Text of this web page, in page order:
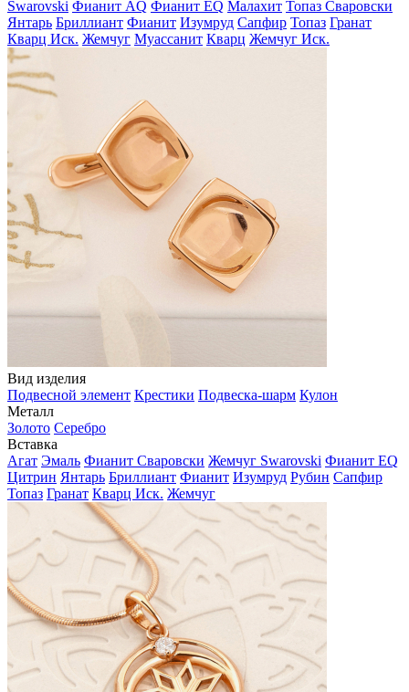
Swarovski Фианит AQ Фианит EQ Малахит Топаз Сваровски
Янтарь Бриллиант Фианит Изумруд Сапфир Топаз Гранат
Кварц Иск. Жемчуг Муассанит Кварц Жемчуг Иск.
Вид изделия
Подвесной элемент Крестики Подвеска-шарм Кулон
Металл
Золото Серебро
Вставка
Агат Эмаль Фианит Сваровски Жемчуг Swarovski Фианит EQ
Цитрин Янтарь Бриллиант Фианит Изумруд Рубин Сапфир
Топаз Гранат Кварц Иск. Жемчуг